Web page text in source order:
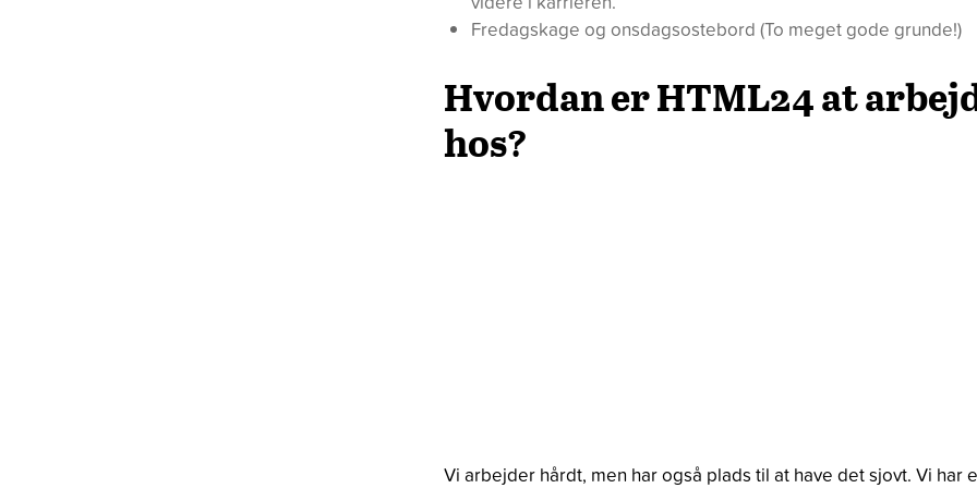
Fredagskage og onsdagsostebord (To meget gode grunde!)
Hvordan er HTML24 at
hos?
Vi arbejder hårdt, men har også plads til at have det sjovt. Vi har